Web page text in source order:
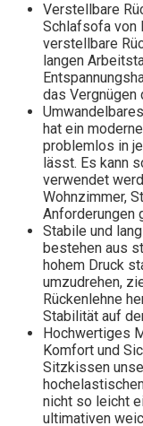
Verstellbare
Schlafsofa von
verstellbare
langen
das Vergnügen
hat ein
problemlos in
lässt. Es kann
verwendet
Wohnzimmer,
Anforderungen
Stabile und
bestehen aus
hohem Druck
umzudrehen,
Rückenlehne
Stabilität auf
Hochwertiges
Komfort und
Sitzkissen
nicht so leicht
ultimativen